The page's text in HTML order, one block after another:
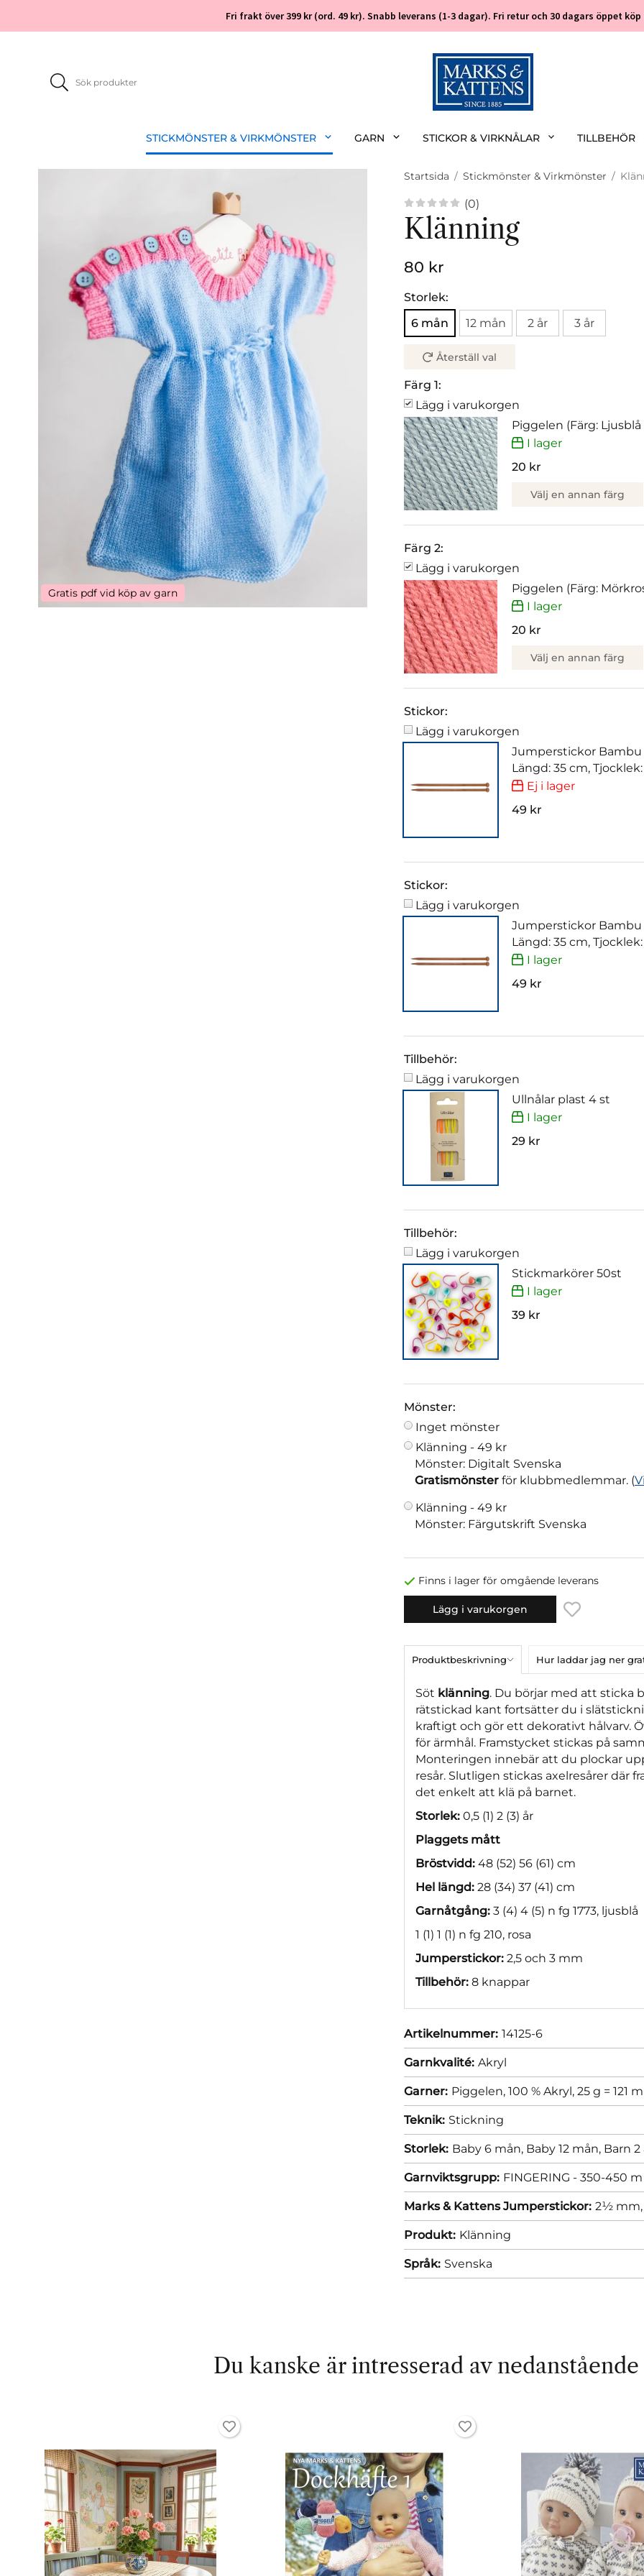
Fri frakt över 399 kr (ord. 49 kr). Snabb leverans (1-3 dagar). Fri retur och 30 dagars öppet
STICKMÖNSTER & VIRKMÖNSTER GARN STICKOR & VIRKNÅLAR TILLBEHÖR
Gratis pdf vid köp av garn
Startsida / Stickmönster & Virkmönster /
(0)
Klänning
80 kr
Storlek:
6 mån
12 mån 2 år 3 år
Återställ val
Färg 1:
Lägg i varukorgen
Piggelen (Färg: Ljusblå
I lager
20 kr
Välj en annan färg
Färg 2:
Lägg i varukorgen
Piggelen (Färg:
I lager
20 kr
Välj en annan färg
Stickor:
Lägg i varukorgen
Jumperstickor Bambu
Längd: 35 cm,
Ej i lager
49 kr
Stickor:
Lägg i varukorgen
Jumperstickor Bambu
Längd: 35 cm,
I lager
49 kr
Tillbehör:
Lägg i varukorgen
Ullnålar plast 4 st
I lager
29 kr
Tillbehör:
Lägg i varukorgen
Stickmarkörer 50st
I lager
39 kr
Mönster:
Inget mönster
Klänning - 49 kr
Mönster: Digitalt Svenska
Gratismönster för klubbmedlemmar. (
Klänning - 49 kr
Mönster: Färgutskrift Svenska
Finns i lager för omgående leverans
Lägg i varukorgen
Produktbeskrivning Hur laddar jag ner
Söt klänning. Du börjar med att sticka
rätstickad kant fortsätter du i
kraftigt och gör ett dekorativt hålvarv.
för ärmhål. Framstycket stickas på
Monteringen innebär att du plockar
resår. Slutligen stickas axelresårer där
det enkelt att klä på barnet.
Storlek: 0,5 (1) 2 (3) år
Plaggets mått
Bröstvidd: 48 (52) 56 (61) cm
Hel längd: 28 (34) 37 (41) cm
Garnåtgång: 3 (4) 4 (5) n fg 1773, ljusblå
1 (1) 1 (1) n fg 210, rosa
Jumperstickor: 2,5 och 3 mm
Tillbehör: 8 knappar
Artikelnummer: 14125-6
Garnkvalité: Akryl
Garner: Piggelen, 100 % Akryl, 25 g = 121 m
Teknik: Stickning
Storlek: Baby 6 mån, Baby 12 mån, Barn 2
Garnviktsgrupp: FINGERING - 350-450
Marks & Kattens Jumperstickor: 2½ mm,
Produkt: Klänning
Språk: Svenska
Du kanske är intresserad av